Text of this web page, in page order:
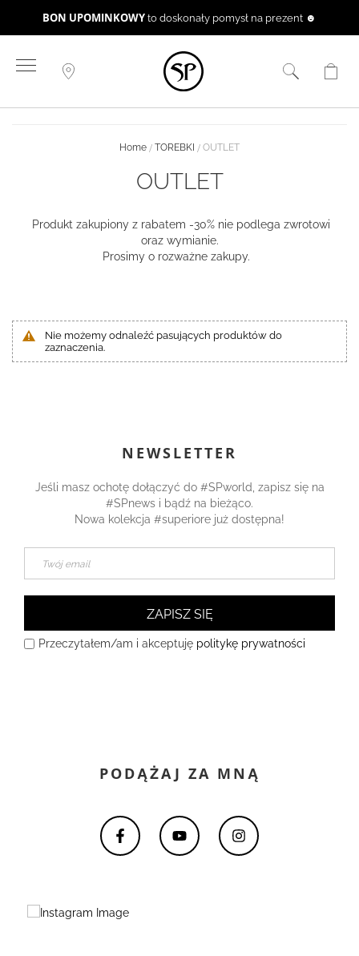
BON UPOMINKOWY to doskonały pomysł na prezent ☻
do
treści
Home TOREBKI OUTLET
OUTLET
Produkt zakupiony z rabatem -30% nie podlega zwrotowi
oraz wymianie.
Prosimy o rozważne zakupy.
Nie możemy odnaleźć pasujących produktów do
zaznaczenia.
NEWSLETTER
Jeśli masz ochotę dołączyć do #SPworld, zapisz się na
#SPnews i bądź na bieżąco.
Nowa kolekcja #superiore już dostępna!
ZAPISZ SIĘ
Przeczytałem/am i akceptuję politykę prywatności
PODĄŻAJ ZA MNĄ